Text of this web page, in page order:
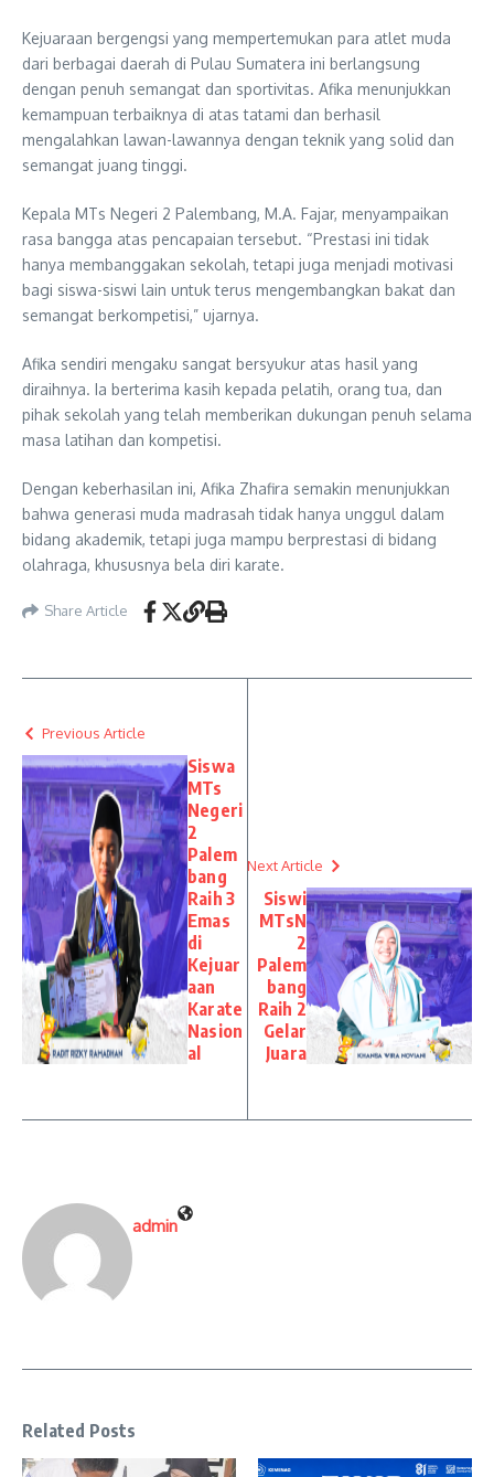
Kejuaraan bergengsi yang mempertemukan para atlet muda
dari berbagai daerah di Pulau Sumatera ini berlangsung
dengan penuh semangat dan sportivitas. Afika menunjukkan
kemampuan terbaiknya di atas tatami dan berhasil
mengalahkan lawan-lawannya dengan teknik yang solid dan
semangat juang tinggi.
Kepala MTs Negeri 2 Palembang, M.A. Fajar, menyampaikan
rasa bangga atas pencapaian tersebut. “Prestasi ini tidak
hanya membanggakan sekolah, tetapi juga menjadi motivasi
bagi siswa-siswi lain untuk terus mengembangkan bakat dan
semangat berkompetisi,” ujarnya.
Afika sendiri mengaku sangat bersyukur atas hasil yang
diraihnya. Ia berterima kasih kepada pelatih, orang tua, dan
pihak sekolah yang telah memberikan dukungan penuh selama
masa latihan dan kompetisi.
Dengan keberhasilan ini, Afika Zhafira semakin menunjukkan
bahwa generasi muda madrasah tidak hanya unggul dalam
bidang akademik, tetapi juga mampu berprestasi di bidang
olahraga, khususnya bela diri karate.
Share Article
Previous Article
Siswa
MTs
Negeri
2
Palem
bang
Raih 3
Emas
di
Kejuar
aan
Karate
Nasion
al
Next Article
Siswi
MTsN
2
Palem
bang
Raih 2
Gelar
Juara
admin
Related Posts